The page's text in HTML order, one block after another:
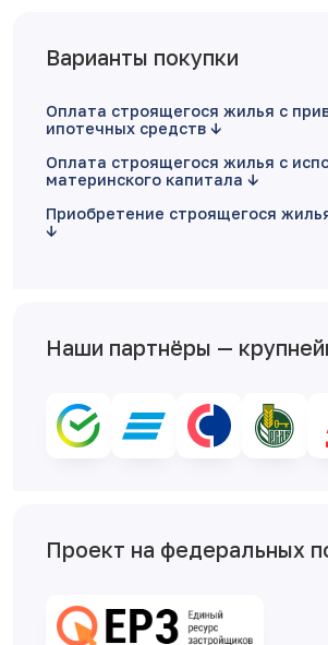
Варианты покупки
Оплата строящегося жилья с
ипотечных средств
Оплата строящегося жилья с
материнского капитала
Приобретение строящегося
Наши партнёры —
Проект на федеральных